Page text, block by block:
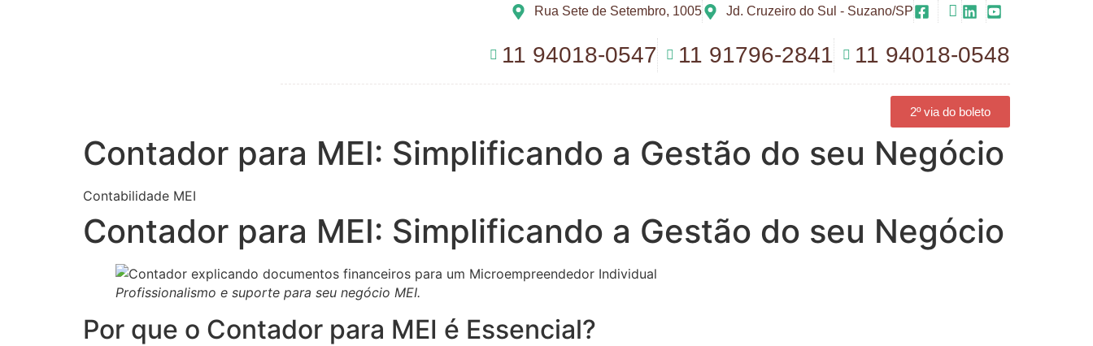
Rua Sete de Setembro, 1005 Jd. Cruzeiro do Sul - Suzano/SP
11 94018-0547 11 91796-2841 11 94018-0548
2º via do boleto
Contador para MEI: Simplificando a Gestão do seu Negócio
Contabilidade MEI
Contador para MEI: Simplificando a Gestão do seu Negócio
Profissionalismo e suporte para seu negócio MEI.
Por que o Contador para MEI é Essencial?